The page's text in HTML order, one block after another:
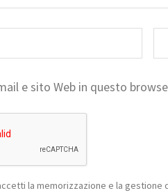
e sito Web in questo
la memorizzazione e la